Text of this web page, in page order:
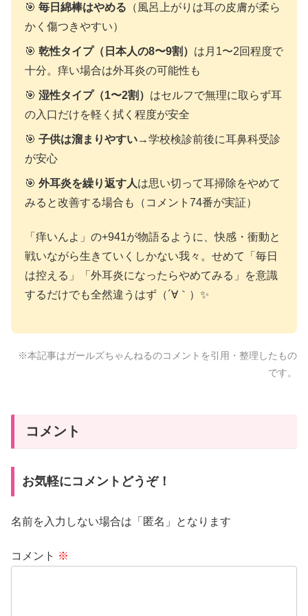
🎯 毎日綿棒はやめる （風呂上がりは耳の皮膚が柔ら
かく傷つきやすい）
🎯 乾性タイプ（日本人の8〜9割） は月1〜2回程度で
十分。痒い場合は外耳炎の可能性も
🎯 湿性タイプ（1〜2割） はセルフで無理に取らず耳
の入口だけを軽く拭く程度が安全
🎯 子供は溜まりやすい→学校検診前後に耳鼻科受診
が安心
🎯 外耳炎を繰り返す人は思い切って耳掃除をやめて
みると改善する場合も（コメント74番が実証）
「痒いんよ」の+941が物語るように、快感・衝動と
戦いながら生きていくしかない我々。せめて「毎日
は控える」「外耳炎になったらやめてみる」を意識
するだけでも全然違うはず（´∀｀）✨
※本記事はガールズちゃんねるのコメントを引用・整理したもの
です。
コメント
お気軽にコメントどうぞ！
名前を入力しない場合は「匿名」となります
コメント ※